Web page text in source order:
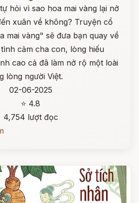
hỏi vì sao hoa mai vàng lại nở
xuân về không? Truyện cổ
mai vàng" sẽ đưa bạn quay về
cảm cha con, lòng hiếu
cao cả đã làm nở rộ một loài
lòng người Việt.
02-06-2025
⭐ 4.8
4,754 lượt đọc